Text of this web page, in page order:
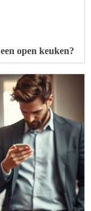
open keuken?